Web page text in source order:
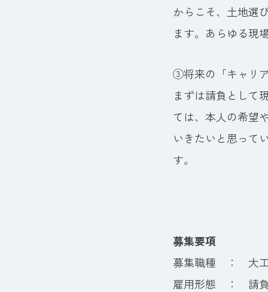
からこそ、土地選
ます。あらゆる現
③将来の「キャリ
まずは請負として
ては、本人の希望
いきたいと思って
す。
募集要項
募集職種 ： 大工
雇用形態 ： 請